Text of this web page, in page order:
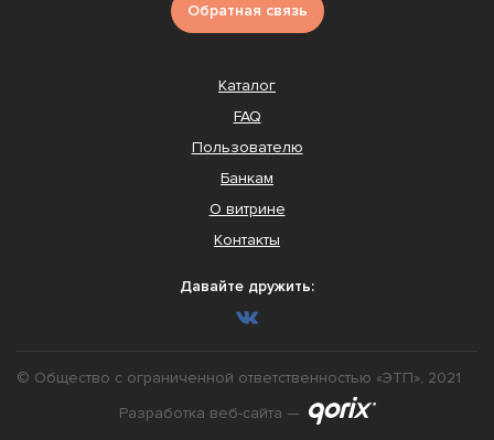
Обратная связь
Каталог
FAQ
Пользователю
Банкам
О витрине
Контакты
Давайте дружить:
© Общество с ограниченной ответственностью «ЭТП», 2021
Разработка веб-сайта —